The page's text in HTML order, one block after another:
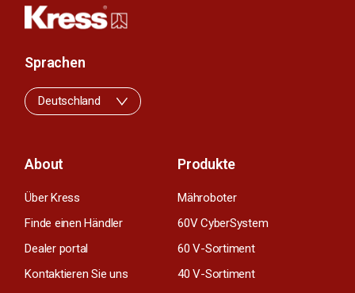
About
Über Kress
Finde einen Händler
Dealer portal
Kontaktieren Sie uns
Produkte
Mähroboter
60V CyberSystem
60 V-Sortiment
40 V-Sortiment
Sprachen
Deutschland